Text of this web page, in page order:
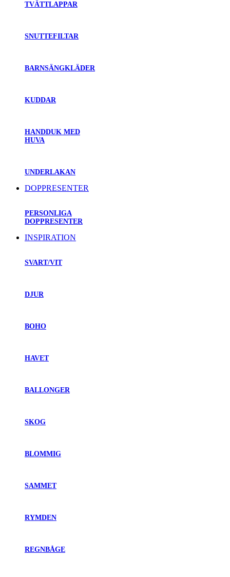
TVÄTTLAPPAR
SNUTTEFILTAR
BARNSÄNGKLÄDER
KUDDAR
HANDDUK MED
HUVA
UNDERLAKAN
DOPPRESENTER
PERSONLIGA
DOPPRESENTER
INSPIRATION
SVART/VIT
DJUR
BOHO
HAVET
BALLONGER
SKOG
BLOMMIG
SAMMET
RYMDEN
REGNBÅGE